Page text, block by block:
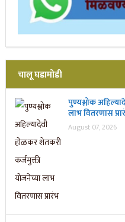
चालू घडामोडी
पुण्यश्लोक
लाभ वितरणास
August 07, 2026